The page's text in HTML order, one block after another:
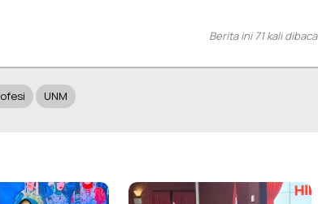
Berita ini 71 kali dibaca
UNM